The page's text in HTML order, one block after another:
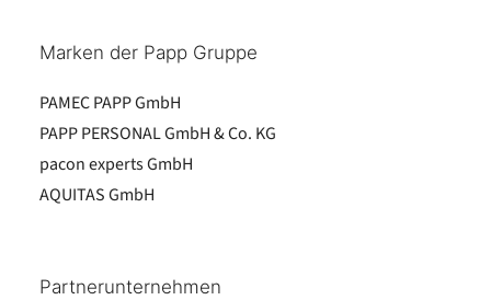
Marken der Papp Gruppe
PAMEC PAPP GmbH
PAPP PERSONAL GmbH & Co. KG
pacon experts GmbH
AQUITAS GmbH
Partnerunternehmen